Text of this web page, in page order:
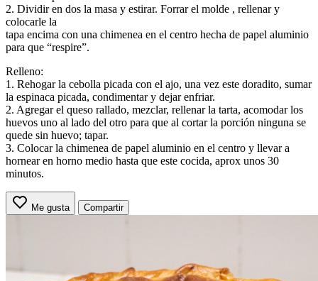
2. Dividir en dos la masa y estirar. Forrar el molde , rellenar y
colocarle la
tapa encima con una chimenea en el centro hecha de papel aluminio
para que “respire”.
Relleno:
1. Rehogar la cebolla picada con el ajo, una vez este doradito, sumar
la espinaca picada, condimentar y dejar enfriar.
2. Agregar el queso rallado, mezclar, rellenar la tarta, acomodar los
huevos uno al lado del otro para que al cortar la porción ninguna se
quede sin huevo; tapar.
3. Colocar la chimenea de papel aluminio en el centro y llevar a
hornear en horno medio hasta que este cocida, aprox unos 30
minutos.
Me gusta Compartir